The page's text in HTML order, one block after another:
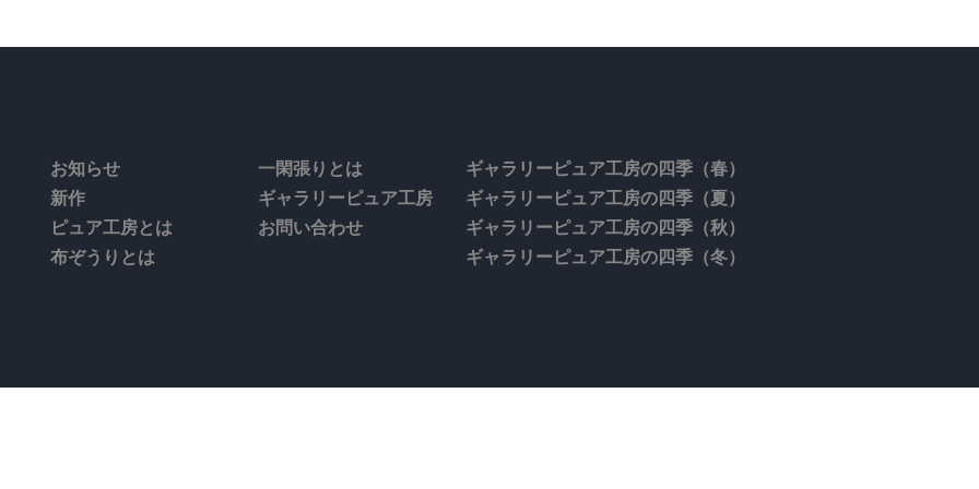
お知らせ
新作
ピュア工房とは
布ぞうりとは
一閑張りとは
ギャラリーピュア工房
お問い合わせ
ギャラリーピュア工房の四季（春）
ギャラリーピュア工房の四季（夏）
ギャラリーピュア工房の四季（秋）
ギャラリーピュア工房の四季（冬）